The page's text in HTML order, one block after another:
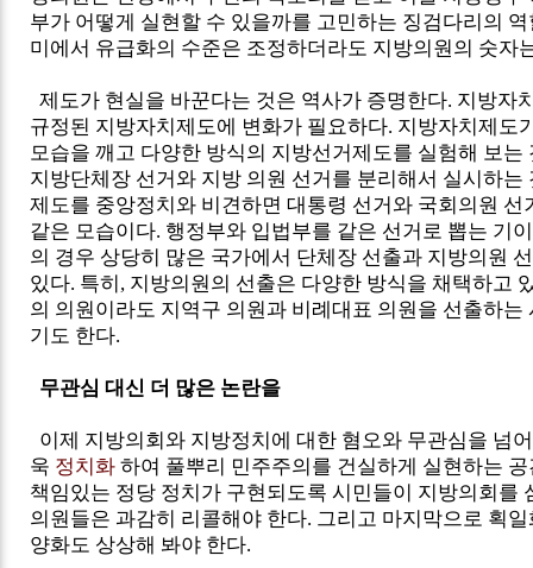
부가 어떻게 실현할 수 있을까를 고민하는 징검다리의
미에서 유급화의 수준은 조정하더라도 지방의원의 숫자
제도가 현실을 바꾼다는 것은 역사가 증명한다. 지방자
규정된 지방자치제도에 변화가 필요하다. 지방자치제도
모습을 깨고 다양한 방식의 지방선거제도를 실험해 보는
지방단체장 선거와 지방 의원 선거를 분리해서 실시하는
제도를 중앙정치와 비견하면 대통령 선거와 국회의원 선
같은 모습이다. 행정부와 입법부를 같은 선거로 뽑는 기
의 경우 상당히 많은 국가에서 단체장 선출과 지방의원
있다. 특히, 지방의원의 선출은 다양한 방식을 채택하고
의 의원이라도 지역구 의원과 비례대표 의원을 선출하는
기도 한다.
무관심 대신 더 많은 논란을
이제 지방의회와 지방정치에 대한 혐오와 무관심을 넘
욱 정치화 하여 풀뿌리 민주주의를 건실하게 실현하는
책임있는 정당 정치가 구현되도록 시민들이 지방의회를
의원들은 과감히 리콜해야 한다. 그리고 마지막으로 획
양화도 상상해 봐야 한다.